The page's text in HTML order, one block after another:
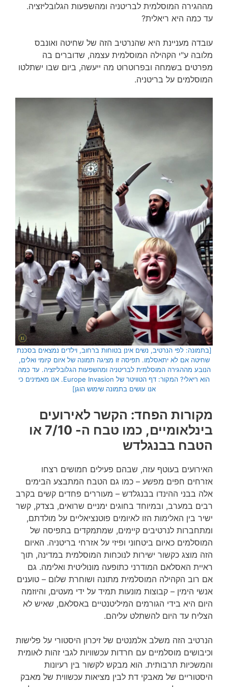
מההגירה המוסלמית לבריטניה ומהשפעות הגלובליזציה.
עד כמה היא ריאלית?
עובדה מעניינת היא שהנרטיב הזה של שחיטה ואונבס
מלובה ע"י הקהילה המוסלמית עצמה, שדוברים בה
מפרטים בשמחה ובפרוטרוט מה ייעשה, ביום שבו ישתלטו
המוסלמים על בריטניה.
[בתמונה: לפי הנרטיב, נשים אינן בטוחות ברחוב, וילדים נמצאים בסכנת
שחיטה אם לא יתאסלמו. תפיסה זו מציגה תמונה של איום קיומי ואלים,
הנובע מההגירה המוסלמית לבריטניה ומהשפעות הגלובליזציה. עד כמה
הוא ריאלי? המקור: דף הטוויטר של Europe Invasion. אנו מאמינים כי
אנו עושים בתמונה שימוש הוגן]
מקורות הפחד: הקשר לאירועים
בינלאומיים, כמו טבח ה- 7/10 או
הטבח בבנגלדש
האירועים בעוטף עזה, שבהם פעילים חמושים רצחו
אזרחים חפים מפשע – כמו גם הטבח המתבצע הבימים
אלה בבני ההינדו בבנגלדש – מעוררים פחדים קשים בקרב
רבים במערב, ובמיוחד בחוגים ימניים שרואים, בצדק, קשר
ישיר בין האלימות הזו לאיומים פוטנציאליים על מולדתם,
ומתחברות לנרטיבים קיימים, שמתמקדים בתפיסה של
המוסלמים כאיום ביטחוני ופיזי על אזרחי בריטניה. האיום
הזה מוצג כקשור ישירות לנוכחות המוסלמית במדינה, תוך
ראיית האסלאם המודרני כתופעה מונוליטית ואלימה. גם
אם רוב הקהילה המוסלמית מתונה ושוחרת שלום – טוענים
אנשי הימין – קבוצות מונעות תמיד על ידי מעטים, והיוזמה
היום היא בידי הגורמים המיליטנטיים באסלאם, שאיש לא
הצליח עד היום להשתלט עליהם.
הנרטיב הזה משלב אלמנטים של זיכרון היסטורי על פלישות
וכיבושים מוסלמיים עם חרדות עכשוויות לגבי זהות לאומית
והמשכיות תרבותית. הוא מבקש לקשור בין רעיונות
היסטוריים של מאבקי דת לבין מציאות עכשווית של מאבק